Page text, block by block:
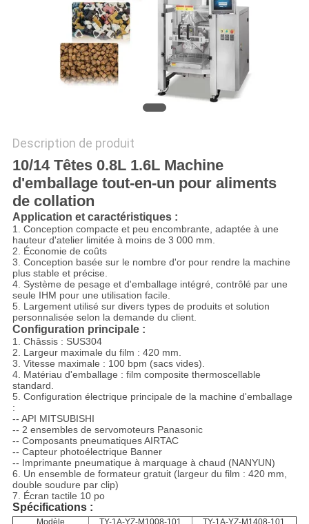
CONFIDENTIALITÉ
Description de produit
10/14 Têtes 0.8L 1.6L Machine
d'emballage tout-en-un pour aliments
de collation
Application et caractéristiques :
1. Conception compacte et peu encombrante, adaptée à une
hauteur d'atelier limitée à moins de 3 000 mm.
2. Économie de coûts
3. Conception basée sur le nombre d'or pour rendre la machine
plus stable et précise.
4. Système de pesage et d'emballage intégré, contrôlé par une
seule IHM pour une utilisation facile.
5. Largement utilisé sur divers types de produits et solution
personnalisée selon la demande du client.
Configuration principale :
1. Châssis : SUS304
2. Largeur maximale du film : 420 mm.
3. Vitesse maximale : 100 bpm (sacs vides).
4. Matériau d'emballage : film composite thermoscellable
standard.
5. Configuration électrique principale de la machine d'emballage
:
-- API MITSUBISHI
-- 2 ensembles de servomoteurs Panasonic
-- Composants pneumatiques AIRTAC
-- Capteur photoélectrique Banner
-- Imprimante pneumatique à marquage à chaud (NANYUN)
6. Un ensemble de formateur gratuit (largeur du film : 420 mm,
double soudure par clip)
7. Écran tactile 10 po
Spécifications :